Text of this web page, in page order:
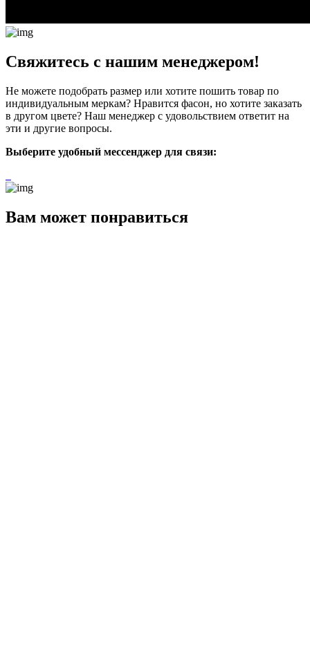
Свяжитесь с нашим менеджером!
Не можете подобрать размер или хотите пошить товар по
индивидуальным меркам? Нравится фасон, но хотите заказать
в другом цвете? Наш менеджер с удовольствием ответит на
эти и другие вопросы.
Выберите удобный мессенджер для связи:
Вам может понравиться